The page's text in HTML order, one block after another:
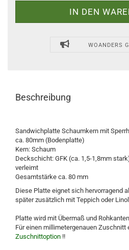
WOANDERS
Beschreibung
Sandwichplatte Schaumkern mit
ca. 80mm (Bodenplatte)
Kern: Schaum
Deckschicht: GFK (ca. 1,5-1,8mm
verleimt
Gesamtstärke ca. 80 mm
Diese Platte eignet sich hervorragend
später zusätzlich mit Teppich oder
Platte wird mit Übermaß und
Für einen millimetergenauen Zuschnitt
Zuschnittoption !!